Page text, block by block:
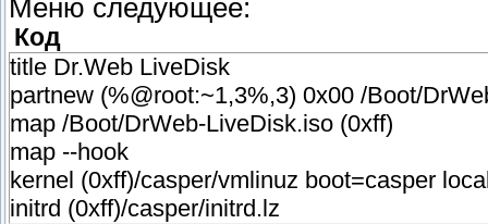
Меню следующее:
Код
title Dr.Web LiveDisk
partnew (%@root:~1,3%,3) 0x00 /Boot/
map /Boot/DrWeb-LiveDisk.iso (0xff)
map --hook
kernel (0xff)/casper/vmlinuz boot=casper
initrd (0xff)/casper/initrd.lz